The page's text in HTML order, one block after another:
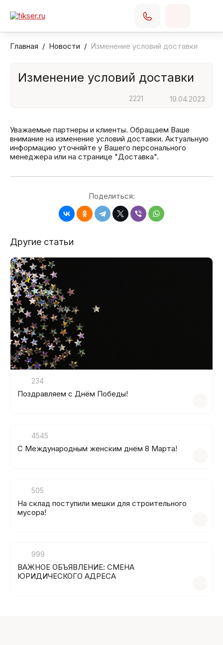
Главная Новости Изменение условий доставки
Изменение условий доставки
2221 19.04.2023
Уважаемые партнеры и клиенты. Обращаем Ваше
внимание на изменение условий доставки. Актуальную
информацию уточняйте у Вашего персонального
менеджера или на странице "Доставка".
Поделиться:
Другие статьи
234
Поздравляем с Днём Победы!
4545
C Международным женским днём 8 Марта!
505
На склад поступили мешки для строительного
мусора!
999
ВАЖНОЕ ОБЪЯВЛЕНИЕ: СМЕНА
ЮРИДИЧЕСКОГО АДРЕСА